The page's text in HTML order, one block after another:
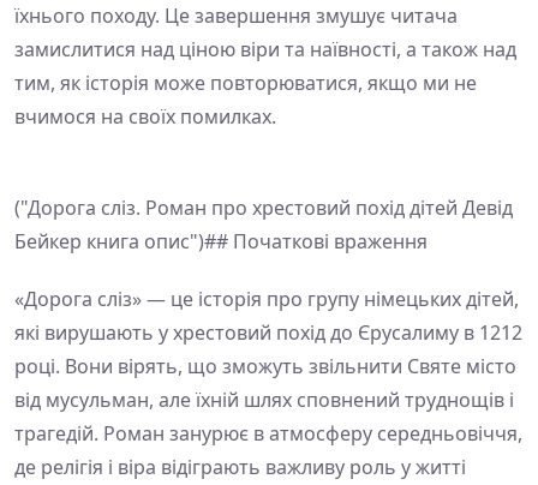
їхнього походу. Це завершення змушує читача
замислитися над ціною віри та наївності, а також над
тим, як історія може повторюватися, якщо ми не
вчимося на своїх помилках.
("Дорога сліз. Роман про хрестовий похід дітей Девід
Бейкер книга опис")## Початкові враження
«Дорога сліз» — це історія про групу німецьких дітей,
які вирушають у хрестовий похід до Єрусалиму в 1212
році. Вони вірять, що зможуть звільнити Святе місто
від мусульман, але їхній шлях сповнений труднощів і
трагедій. Роман занурює в атмосферу середньовіччя,
де релігія і віра відіграють важливу роль у житті